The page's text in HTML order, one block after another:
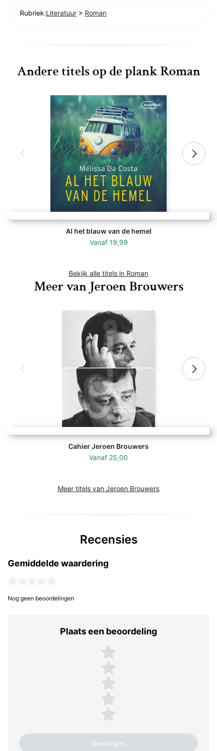
Rubriek:Literatuur > Roman
Andere titels op de plank Roman
Al het blauw van de hemel
Vanaf 19,99
Bekijk alle titels in Roman
Meer van Jeroen Brouwers
Cahier Jeroen Brouwers
Vanaf 25,00
Meer titels van Jeroen Brouwers
Recensies
Gemiddelde waardering
Nog geen beoordelingen
Plaats een beoordeling
Plaats een beoordeling
5 sterren
4 sterren
3 sterren
2 sterren
1 ster